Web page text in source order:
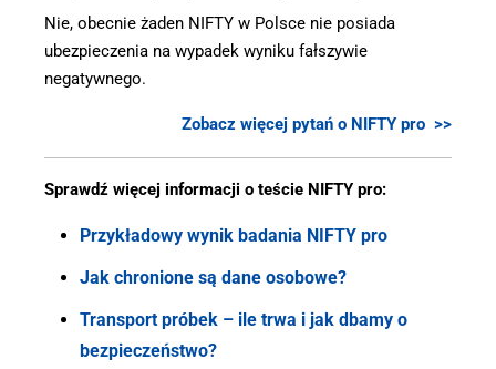
Nie, obecnie żaden NIFTY w Polsce nie posiada
ubezpieczenia na wypadek wyniku fałszywie
negatywnego.
Zobacz więcej pytań o NIFTY pro >>
Sprawdź więcej informacji o teście NIFTY pro:
Przykładowy wynik badania NIFTY pro
Jak chronione są dane osobowe?
Transport próbek – ile trwa i jak dbamy o
bezpieczeństwo?